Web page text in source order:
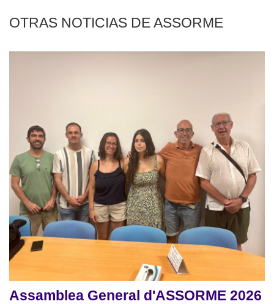
OTRAS NOTICIAS DE ASSORME
Assamblea General d'ASSORME 2026